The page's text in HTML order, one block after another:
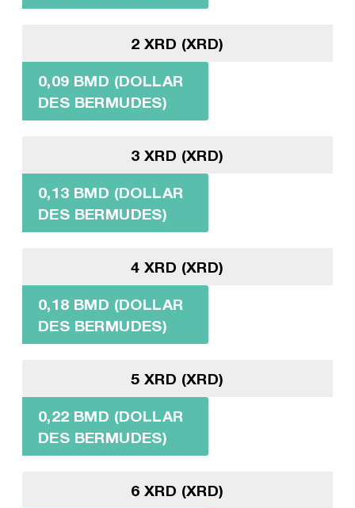
2 XRD (XRD)
0,09 BMD (DOLLAR
DES BERMUDES)
3 XRD (XRD)
0,13 BMD (DOLLAR
DES BERMUDES)
4 XRD (XRD)
0,18 BMD (DOLLAR
DES BERMUDES)
5 XRD (XRD)
0,22 BMD (DOLLAR
DES BERMUDES)
6 XRD (XRD)